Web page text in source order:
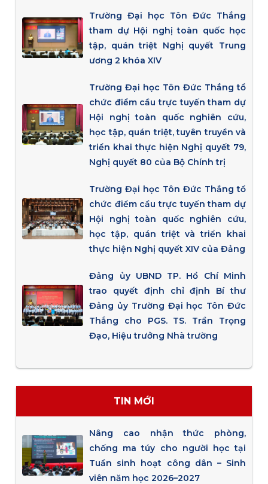
Trường Đại học Tôn Đức Thắng
tham dự Hội nghị toàn quốc học
tập, quán triệt Nghị quyết Trung
ương 2 khóa XIV
Trường Đại học Tôn Đức Thắng tổ
chức điểm cầu trực tuyến tham dự
Hội nghị toàn quốc nghiên cứu,
học tập, quán triệt, tuyên truyền và
triển khai thực hiện Nghị quyết 79,
Nghị quyết 80 của Bộ Chính trị
Trường Đại học Tôn Đức Thắng tổ
chức điểm cầu trực tuyến tham dự
Hội nghị toàn quốc nghiên cứu,
học tập, quán triệt và triển khai
thực hiện Nghị quyết XIV của Đảng
Đảng ủy UBND TP. Hồ Chí Minh
trao quyết định chỉ định Bí thư
Đảng ủy Trường Đại học Tôn Đức
Thắng cho PGS. TS. Trần Trọng
Đạo, Hiệu trưởng Nhà trường
TIN MỚI
Nâng cao nhận thức phòng,
chống ma túy cho người học tại
Tuần sinh hoạt công dân – Sinh
viên năm học 2026–2027